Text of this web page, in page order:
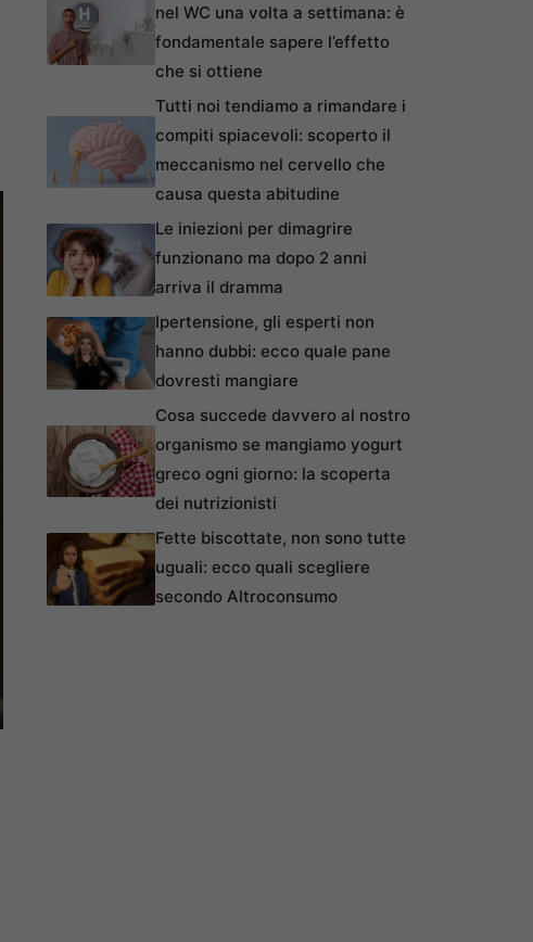
nel WC una volta a settimana: è
fondamentale sapere l’effetto
che si ottiene
Tutti noi tendiamo a rimandare i
compiti spiacevoli: scoperto il
meccanismo nel cervello che
causa questa abitudine
Le iniezioni per dimagrire
funzionano ma dopo 2 anni
arriva il dramma
Ipertensione, gli esperti non
hanno dubbi: ecco quale pane
dovresti mangiare
Cosa succede davvero al nostro
organismo se mangiamo yogurt
greco ogni giorno: la scoperta
dei nutrizionisti
Fette biscottate, non sono tutte
uguali: ecco quali scegliere
secondo Altroconsumo